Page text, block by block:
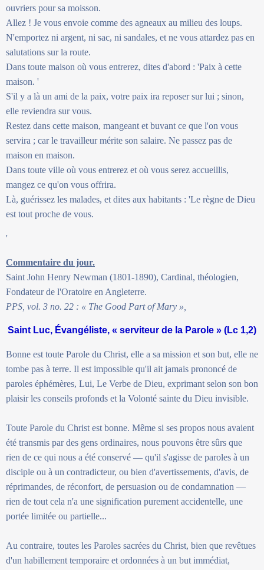
ouvriers pour sa moisson.
Allez ! Je vous envoie comme des agneaux au milieu des loups.
N'emportez ni argent, ni sac, ni sandales, et ne vous attardez pas en
salutations sur la route.
Dans toute maison où vous entrerez, dites d'abord : 'Paix à cette
maison. '
S'il y a là un ami de la paix, votre paix ira reposer sur lui ; sinon,
elle reviendra sur vous.
Restez dans cette maison, mangeant et buvant ce que l'on vous
servira ; car le travailleur mérite son salaire. Ne passez pas de
maison en maison.
Dans toute ville où vous entrerez et où vous serez accueillis,
mangez ce qu'on vous offrira.
Là, guérissez les malades, et dites aux habitants : 'Le règne de Dieu
est tout proche de vous.
'
Commentaire du jour.
Saint John Henry Newman (1801-1890), Cardinal, théologien,
Fondateur de l'Oratoire en Angleterre.
PPS, vol. 3 no. 22 : « The Good Part of Mary »,
Saint Luc, Évangéliste, « serviteur de la Parole » (Lc 1,2)
Bonne est toute Parole du Christ, elle a sa mission et son but, elle ne
tombe pas à terre. Il est impossible qu'il ait jamais prononcé de
paroles éphémères, Lui, Le Verbe de Dieu, exprimant selon son bon
plaisir les conseils profonds et la Volonté sainte du Dieu invisible.
Toute Parole du Christ est bonne. Même si ses propos nous avaient
été transmis par des gens ordinaires, nous pouvons être sûrs que
rien de ce qui nous a été conservé — qu'il s'agisse de paroles à un
disciple ou à un contradicteur, ou bien d'avertissements, d'avis, de
réprimandes, de réconfort, de persuasion ou de condamnation —
rien de tout cela n'a une signification purement accidentelle, une
portée limitée ou partielle...
Au contraire, toutes les Paroles sacrées du Christ, bien que revêtues
d'un habillement temporaire et ordonnées à un but immédiat,